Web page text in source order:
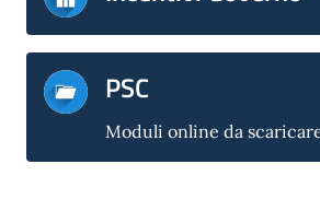
PSC
Moduli online da